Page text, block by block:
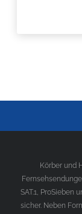
Körber und
SAT.1, ProSieben
sicher. Neben